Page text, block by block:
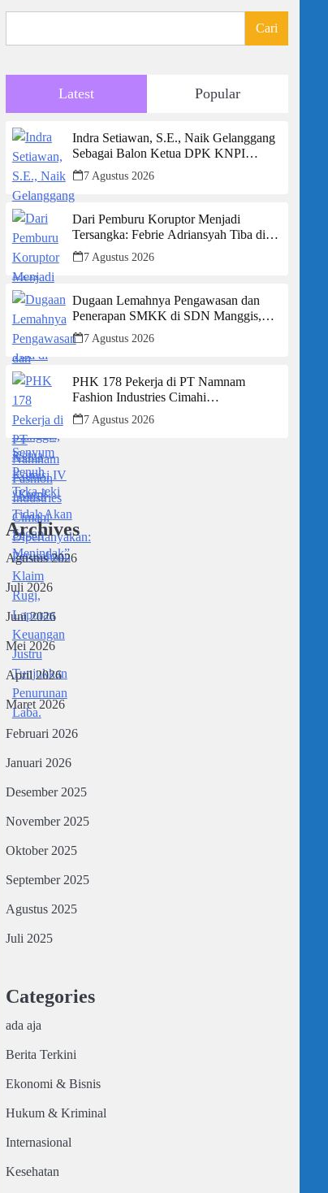
Cari
Latest Popular
Indra Setiawan, S.E., Naik Gelanggang
Sebagai Balon Ketua DPK KNPI
Kecamatan Ciambar
7 Agustus 2026
Dari Pemburu Koruptor Menjadi
Tersangka: Febrie Adriansyah Tiba di
Kejagung Berborgol, Bawa Map Biru
dan Senyum Penuh Teka-teki
7 Agustus 2026
Dugaan Lemahnya Pengawasan dan
Penerapan SMKK di SDN Manggis,
Ketua Komisi IV “Kami Tidak Akan
Segan Menindak”
7 Agustus 2026
PHK 178 Pekerja di PT Namnam
Fashion Industries Cimahi
Dipertanyakan: Perusahaan Klaim Rugi,
Laporan Keuangan Justru Tunjukkan
7 Agustus 2026
Archives
Agustus 2026
Juli 2026
Juni 2026
Mei 2026
April 2026
Maret 2026
Februari 2026
Januari 2026
Desember 2025
November 2025
Oktober 2025
September 2025
Agustus 2025
Juli 2025
Categories
ada aja
Berita Terkini
Ekonomi & Bisnis
Hukum & Kriminal
Internasional
Kesehatan